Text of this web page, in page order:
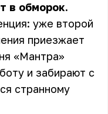
в обморок.
уже второй
приезжает
«Мантра»
и забирают с
странному